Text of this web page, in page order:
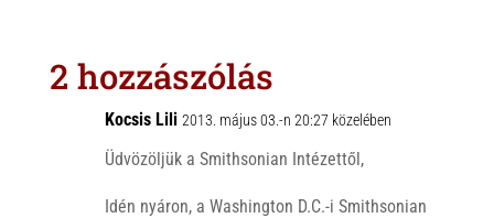
A
o
o
k
2 hozzászólás
Kocsis Lili 2013. május 03.-n 20:27 közelében
Üdvözöljük a Smithsonian Intézettől,
Idén nyáron, a Washington D.C.-i Smithsonian